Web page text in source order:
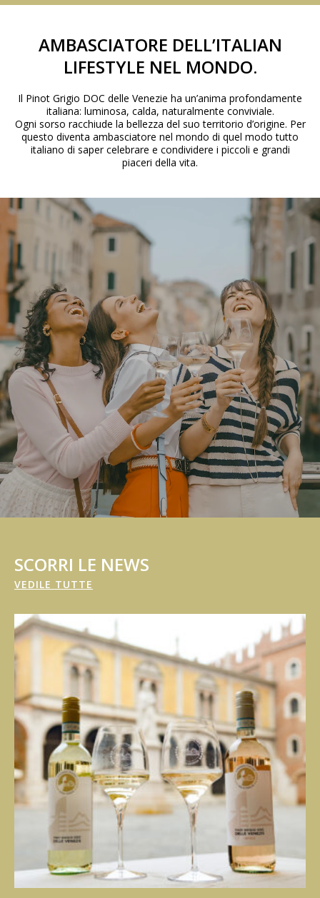
AMBASCIATORE DELL’ITALIAN
LIFESTYLE NEL MONDO.
Il Pinot Grigio DOC delle Venezie ha un’anima profondamente
italiana: luminosa, calda, naturalmente conviviale.
Ogni sorso racchiude la bellezza del suo territorio d’origine. Per
questo diventa ambasciatore nel mondo di quel modo tutto
italiano di saper celebrare e condividere i piccoli e grandi
piaceri della vita.
SCORRI LE NEWS
VEDILE TUTTE